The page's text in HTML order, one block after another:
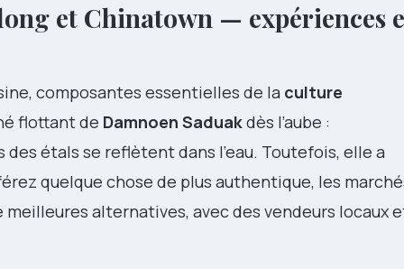
et Chinatown — expériences
composantes essentielles de la culture
flottant de Damnoen Saduakdès l’aube :
étals se reflètent dans l’eau. Toutefois, elle a
quelque chose de plus authentique, les
meilleures alternatives, avec des vendeurs locaux